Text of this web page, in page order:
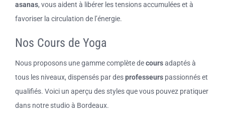
asanas, vous aident à libérer les tensions accumulées et à
favoriser la circulation de l’énergie.
Nos Cours de Yoga
Nous proposons une gamme complète decoursadaptés à
tous les niveaux, dispensés par desprofesseurs passionnés et
qualifiés. Voici un aperçu des styles que vous pouvez pratiquer
dans notre studio à Bordeaux.